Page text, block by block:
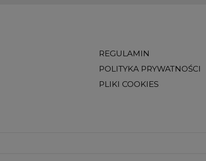
REGULAMIN
POLITYKA PRYWATNOŚCI
PLIKI COOKIES